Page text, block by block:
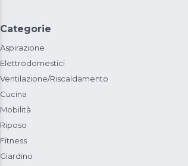
Categorie
Aspirazione
Elettrodomestici
Ventilazione/Riscaldamento
Cucina
Mobilità
Riposo
Fitness
Giardino